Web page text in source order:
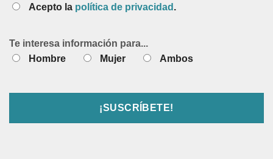
Acepto la política de privacidad .
Te interesa información para...
Hombre
Mujer Ambos